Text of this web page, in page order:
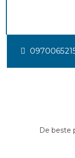
De beste